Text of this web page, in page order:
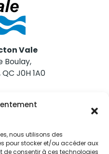
nous utilisons des
pour stocker et/ou accéder aux
de consentir à ces technologies
Vale
Boulay,
J0H 1A0
2703